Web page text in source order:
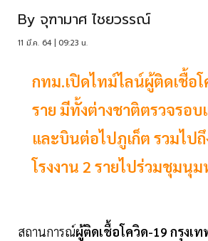
By จุฑามาศ ไชยวรรณ์
11 มี.ค. 64 | 09:23 น.
กทม.เปิดไทม์ไลน์ผู้ติดเชื้อ
ราย มีทั้งต่างชาติตรวจรอบ
และบินต่อไปภูเก็ต รวมไป
โรงงาน 2 รายไปร่วมชุมนุม
สถานการณ์ผู้ติดเชื้อโควิด-19 กรุงเ